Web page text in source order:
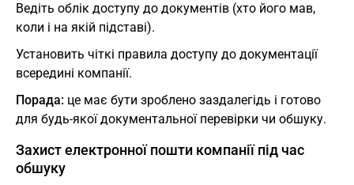
Ведіть облік доступу до документів (хто його мав,
коли і на якій підставі).
Установить чіткі правила доступу до документації
всередині компанії.
Порада: це має бути зроблено заздалегідь і готово
для будь-якої документальної перевірки чи обшуку.
Захист електронної пошти компанії під час
обшуку